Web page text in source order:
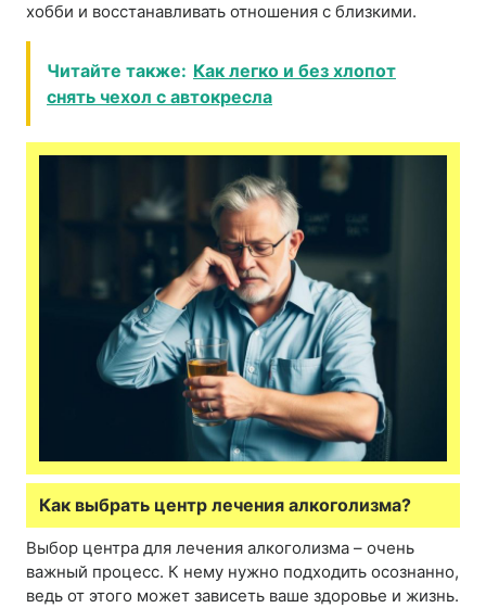
хобби и восстанавливать отношения с близкими.
Читайте также: Как легко и без хлопот
снять чехол с автокресла
Как выбрать центр лечения алкоголизма?
Выбор центра для лечения алкоголизма – очень
важный процесс. К нему нужно подходить осознанно,
ведь от этого может зависеть ваше здоровье и жизнь.